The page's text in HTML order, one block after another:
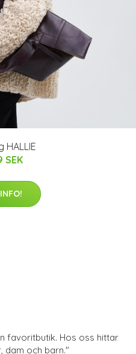
HALLIE
SEK
favoritbutik. Hos oss hittar
dam och barn."